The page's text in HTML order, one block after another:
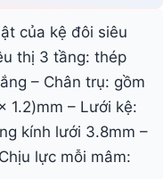
của kệ đôi siêu
thị 3 tầng: thép
– Chân trụ: gồm
1.2)mm – Lưới kệ:
kính lưới 3.8mm –
lực mỗi mâm: